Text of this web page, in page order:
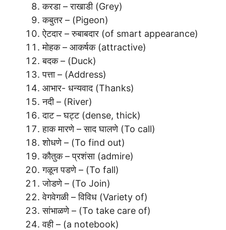
करडा – राखाडी (Grey)
कबुतर – (Pigeon)
ऐटदार – रुबाबदार (of smart appearance)
मोहक – आकर्षक (attractive)
बदक – (Duck)
पत्ता – (Address)
आभार- धन्यवाद (Thanks)
नदी – (River)
दाट – घट्ट (dense, thick)
हाक मारणे – साद घालणे (To call)
शोधणे – (To find out)
कौतुक – प्रशंसा (admire)
गळून पडणे – (To fall)
जोडणे – (To Join)
वेगवेगळी – विविध (Variety of)
सांभाळणे – (To take care of)
वही – (a notebook)